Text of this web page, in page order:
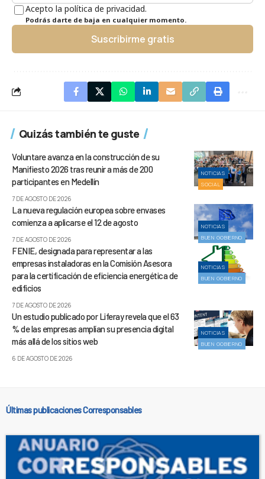
Acepto la política de privacidad.
Podrás darte de baja en cualquier momento.
Suscribirme gratis
Quizás también te guste
NOTICIAS
SOCIAL
Voluntare avanza en la construcción de su
Manifiesto 2026 tras reunir a más de 200
participantes en Medellín
7 DE AGOSTO DE 2026
NOTICIAS
BUEN GOBIERNO
La nueva regulación europea sobre envases
comienza a aplicarse el 12 de agosto
7 DE AGOSTO DE 2026
NOTICIAS
BUEN GOBIERNO
FENIE, designada para representar a las
empresas instaladoras en la Comisión Asesora
para la certificación de eficiencia energética de
edificios
7 DE AGOSTO DE 2026
NOTICIAS
BUEN GOBIERNO
Un estudio publicado por Liferay revela que el 63
% de las empresas amplían su presencia digital
más allá de los sitios web
6 DE AGOSTO DE 2026
Últimas publicaciones Corresponsables